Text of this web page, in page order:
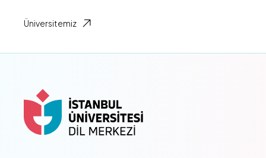
Üniversitemiz